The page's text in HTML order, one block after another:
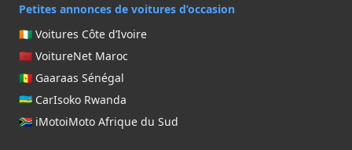
Petites annonces de voitures d’occasion
🇨🇮 Voitures Côte d’Ivoire
🇲🇦 VoitureNet Maroc
🇸🇳 Gaaraas Sénégal
🇷🇼 CarIsoko Rwanda
🇿🇦 iMotoiMoto Afrique du Sud